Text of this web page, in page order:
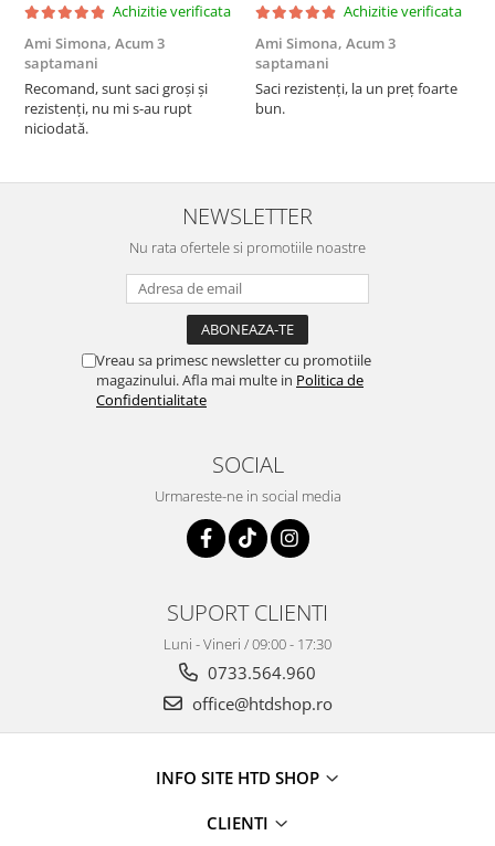
Achizitie verificata
Ami Simona, Acum 3
saptamani
Recomand, sunt saci groși și
rezistenți, nu mi s-au rupt
niciodată.
Achizitie verificata
Ami Simona, Acum 3
saptamani
Saci rezistenți, la un preț foarte
bun.
NEWSLETTER
Nu rata ofertele si promotiile noastre
Vreau sa primesc newsletter cu promotiile
magazinului. Afla mai multe in Politica de
Confidentialitate
SOCIAL
Urmareste-ne in social media
SUPORT CLIENTI
Luni - Vineri / 09:00 - 17:30
0733.564.960
office@htdshop.ro
INFO SITE HTD SHOP
CLIENTI